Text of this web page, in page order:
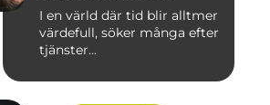
I en värld där tid blir alltmer
värdefull, söker många efter
tjänster...